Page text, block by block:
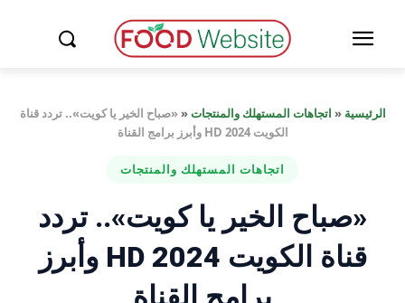
الرئيسية « اتجاهات المستهلك والمنتجات««صباح الخير يا كويت».. تردد قناة
الكويت HD 2024 وأبرز برامج القناة
اتجاهات المستهلك والمنتجات
«صباح الخير يا كويت».. تردد
قناة الكويت HD 2024 وأبرز